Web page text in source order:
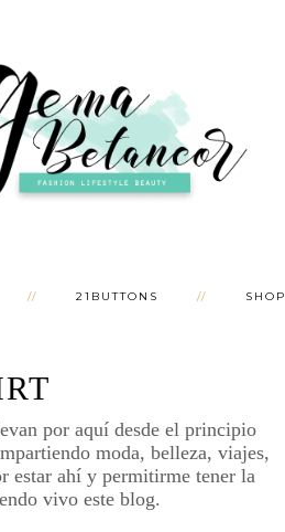
21BUTTONS SHOP
por aquí desde el principio
moda, belleza, viajes,
estar ahí y permitirme tener la
vivo este blog.